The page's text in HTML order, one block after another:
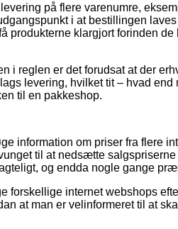
på flere varenumre,
i at bestillingen
produkterne klargjort forinden
i reglen er det forudsat at der
levering, hvilket tit – hvad end
til en pakkeshop.
information om priser fra flere
til at nedsætte
og endda nogle gange
internet webshops
at man er velinformeret til at